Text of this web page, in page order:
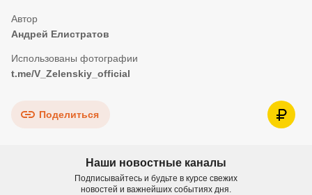
Андрей Елистратов
t.me/V_Zelenskiy_official
Поделиться
Наши новостные каналы
Подписывайтесь и будьте в курсе свежих
новостей и важнейших событиях дня.